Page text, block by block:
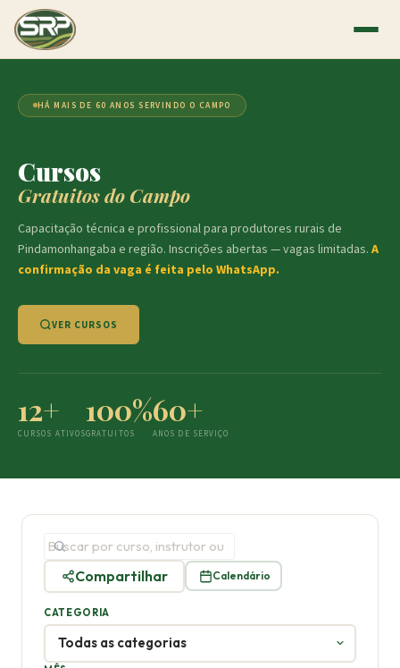
HÁ MAIS DE 60 ANOS SERVINDO O CAMPO
Cursos
Gratuitos do Campo
Capacitação técnica e profissional para produtores rurais de
Pindamonhangaba e região. Inscrições abertas — vagas limitadas. A
confirmação da vaga é feita pelo WhatsApp.
VER CURSOS
12+
CURSOS ATIVOS
100%
GRATUITOS
60+
ANOS DE SERVIÇO
Compartilhar Calendário
CATEGORIA